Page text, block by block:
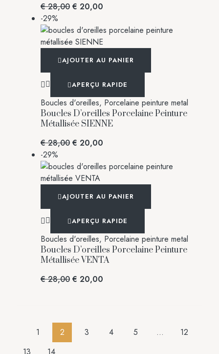
€28,00 € 20,00
-29%
AJOUTER AU PANIER
APERÇU RAPIDE
Boucles d'oreilles, Porcelaine peinture metal
Boucles D’oreilles Porcelaine Peinture
Métallisée SIENNE
€28,00 € 20,00
-29%
AJOUTER AU PANIER
APERÇU RAPIDE
Boucles d'oreilles, Porcelaine peinture metal
Boucles D’oreilles Porcelaine Peinture
Métallisée VENTA
€28,00 € 20,00
1 2 3 4 5 …
12
13
14